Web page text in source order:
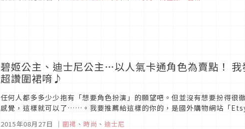
碧姬公主、迪士尼公主…以人氣卡通角色為賣點！
超讚圍裙唷♪
任何人都多多少少抱有「想要角色扮演」的願望吧。但並沒有想要扮得很
感覺，這樣就可以了……。我要推薦給這樣的你的，是國外購物網站「
2015年08月27日 ｜ 圍裙 、 時尚 、 迪士尼